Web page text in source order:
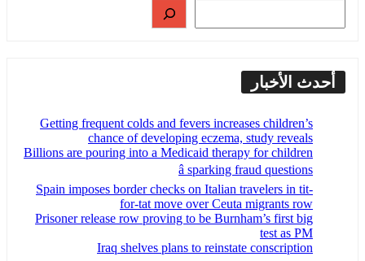
أحدث الأخبار
Getting frequent colds and fevers increases children’s
chance of developing eczema, study reveals
Billions are pouring into a Medicaid therapy for children
â sparking fraud questions
Spain imposes border checks on Italian travelers in tit-
for-tat move over Ceuta migrants row
Prisoner release row proving to be Burnham’s first big
test as PM
Iraq shelves plans to reinstate conscription